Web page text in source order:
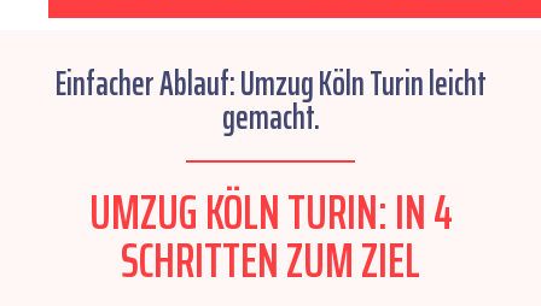
Einfacher Ablauf: Umzug Köln Turin leicht
gemacht.
UMZUG KÖLN TURIN: IN 4
SCHRITTEN ZUM ZIEL